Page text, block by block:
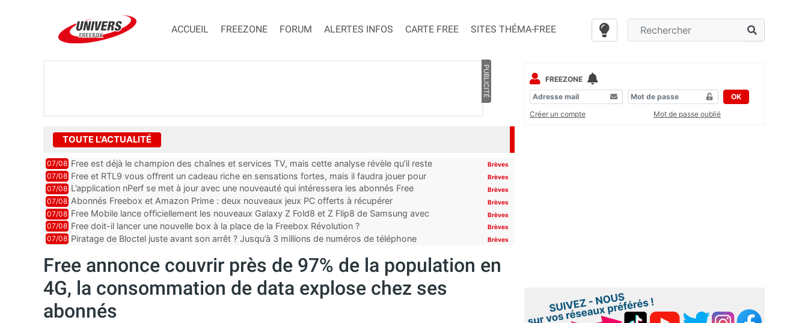
ACCUEIL FREEZONE FORUM ALERTES INFOS CARTE FREE SITES THÉMA-FREE
PUBLICITÉ
TOUTE L'ACTUALITÉ
07/08 Free est déjà le champion des chaînes et services TV, mais cette analyse révèle qu’il reste
encore au moin...
Brèves
07/08 Free et RTL9 vous offrent un cadeau riche en sensations fortes, mais il faudra jouer pour
l’obtenir
Brèves
07/08 L’application nPerf se met à jour avec une nouveauté qui intéressera les abonnés Free
Mobile, Orange, SFR ...
Brèves
07/08 Abonnés Freebox et Amazon Prime : deux nouveaux jeux PC offerts à récupérer Brèves
07/08 Free Mobile lance officiellement les nouveaux Galaxy Z Fold8 et Z Flip8 de Samsung avec
des promos et des cadeaux
Brèves
07/08 Free doit-il lancer une nouvelle box à la place de la Freebox Révolution ? Brèves
07/08 Piratage de Bloctel juste avant son arrêt ? Jusqu’à 3 millions de numéros de téléphone
Brèves
Free annonce couvrir près de 97% de la population en
4G, la consommation de data explose chez ses
abonnés
FREEZONE
OK
Créer un compte
Mot de passe oublié